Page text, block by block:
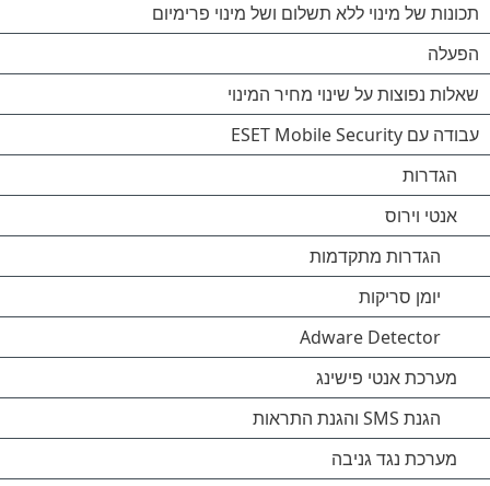
תכונות של מינוי ללא תשלום ושל מינוי פרימיום
הפעלה
שאלות נפוצות על שינוי מחיר המינוי
עבודה עם ESET Mobile Security
הגדרות
אנטי וירוס
הגדרות מתקדמות
יומן סריקות
Adware Detector
מערכת אנטי פישינג
הגנת SMS והגנת התראות
מערכת נגד גניבה